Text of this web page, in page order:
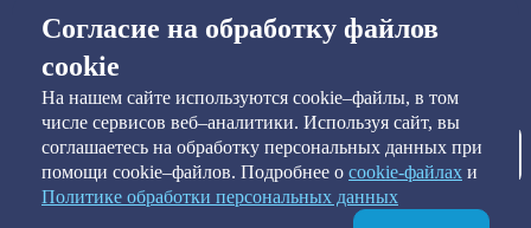
Согласие на обработку файлов
cookie
На нашем сайте используются cookie–файлы, в том
числе сервисов веб–аналитики. Используя сайт, вы
соглашаетесь на обработку персональных данных при
помощи cookie–файлов. Подробнее о сookie-файлах и
Политике обработки персональных данных
В наличии на складеКонтакты
Наша рассылка
Подписаться
Я предоставляю согласие на обработку персональных данных, а
также подтверждаю ознакомление и согласие с